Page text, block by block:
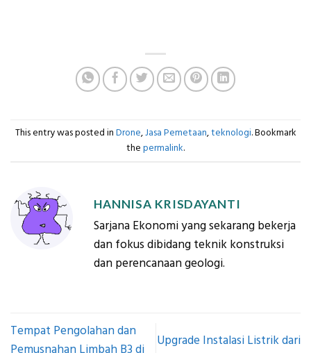
This entry was posted in Drone,Jasa Pemetaan,teknologi. Bookmark
the permalink.
HANNISA KRISDAYANTI
Sarjana Ekonomi yang sekarang bekerja
dan fokus dibidang teknik konstruksi
dan perencanaan geologi.
Tempat Pengolahan dan
Upgrade Instalasi Listrik dari